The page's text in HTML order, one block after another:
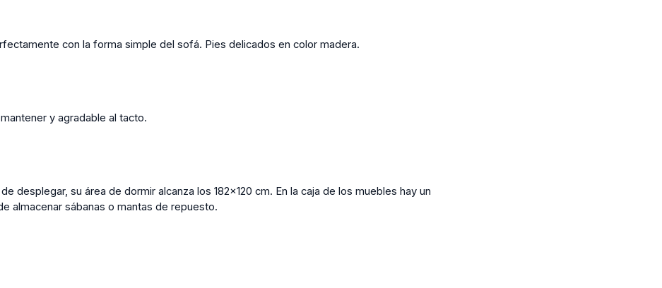
con la forma simple del sofá. Pies delicados en color madera.
y agradable al tacto.
desplegar, su área de dormir alcanza los 182x120 cm. En la caja de los muebles hay un
almacenar sábanas o mantas de repuesto.